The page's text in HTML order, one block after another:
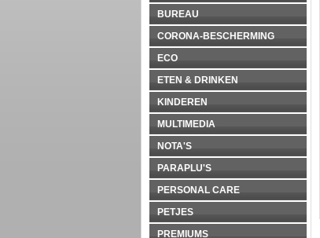
BUREAU
CORONA-BESCHERMING
ECO
ETEN & DRINKEN
KINDEREN
MULTIMEDIA
NOTA'S
PARAPLU'S
PERSONAL CARE
PETJES
PREMIUMS